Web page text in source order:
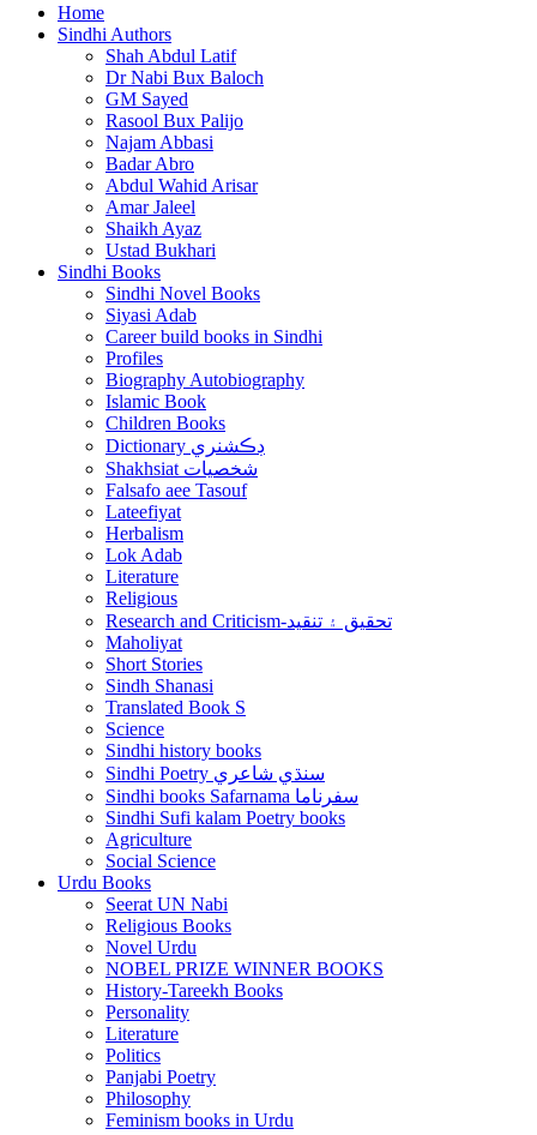
Home
Sindhi Authors
Shah Abdul Latif
Dr Nabi Bux Baloch
GM Sayed
Rasool Bux Palijo
Najam Abbasi
Badar Abro
Abdul Wahid Arisar
Amar Jaleel
Shaikh Ayaz
Ustad Bukhari
Sindhi Books
Sindhi Novel Books
Siyasi Adab
Career build books in Sindhi
Profiles
Biography Autobiography
Islamic Book
Children Books
Dictionary ڊڪشنري
Shakhsiat شخصيات
Falsafo aee Tasouf
Lateefiyat
Herbalism
Lok Adab
Literature
Religious
Research and Criticism-تحقيق ۽ تنقيد
Maholiyat
Short Stories
Sindh Shanasi
Translated Book S
Science
Sindhi history books
Sindhi Poetry سنڌي شاعري
Sindhi books Safarnama سفرناما
Sindhi Sufi kalam Poetry books
Agriculture
Social Science
Urdu Books
Seerat UN Nabi
Religious Books
Novel Urdu
NOBEL PRIZE WINNER BOOKS
History-Tareekh Books
Personality
Literature
Politics
Panjabi Poetry
Philosophy
Feminism books in Urdu